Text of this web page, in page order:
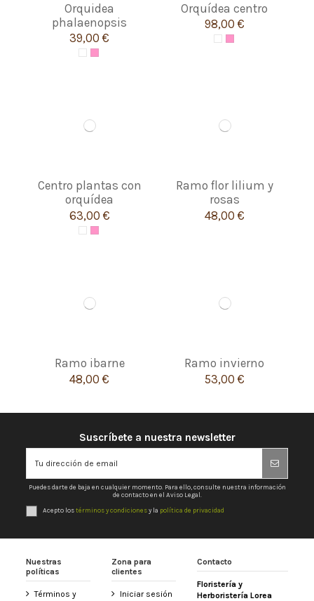
Orquidea
phalaenopsis
39,00 €
Orquídea centro
98,00 €
Centro plantas con
orquídea
63,00 €
Ramo flor lilium y
rosas
48,00 €
Ramo ibarne
48,00 €
Ramo invierno
53,00 €
Suscríbete a nuestra newsletter
Puedes darte de baja en cualquier momento. Para ello, consulte nuestra información
de contacto en el Aviso Legal.
Acepto lostérminos y condicionesy la política de privacidad
Nuestras
políticas
Términos y
Zona para
clientes
Iniciar sesión
Contacto
Floristería y
Herboristería Lorea